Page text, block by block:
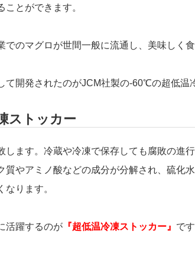
ことができます。
でのマグロが世間一般に流通し、美味しく
て開発されたのがJCM社製の-60℃の超低温
ストッカー
します。冷蔵や冷凍で保存しても腐敗の進
質やアミノ酸などの成分が分解され、硫化
ります。
活躍するのが 『超低温冷凍ストッカー』 です